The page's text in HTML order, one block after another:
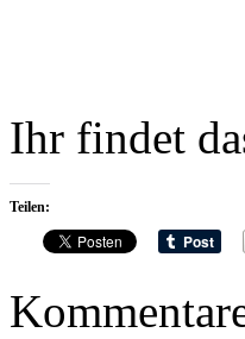
Ihr findet
Teilen: